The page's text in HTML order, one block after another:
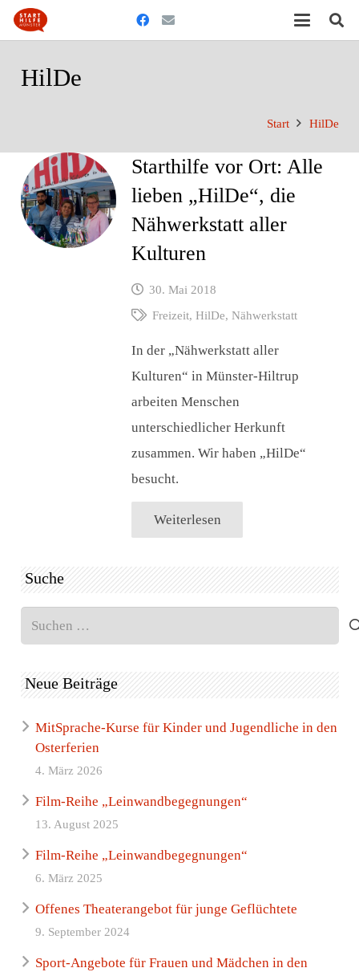
HilDe
Start HilDe
Starthilfe vor Ort: Alle
lieben „HilDe“, die
Nähwerkstatt aller
Kulturen
30. Mai 2018
Freizeit, HilDe, Nähwerkstatt
In der „Nähwerkstatt aller
Kulturen“ in Münster-Hiltrup
arbeiten Menschen
unterschiedlicher Herkunft
zusammen. Wir haben „HilDe“
besucht.
Weiterlesen
Suche
Suchen
nach:
Neue Beiträge
MitSprache-Kurse für Kinder und Jugendliche in den
Osterferien
4. März 2026
Film-Reihe „Leinwandbegegnungen“
13. August 2025
Film-Reihe „Leinwandbegegnungen“
6. März 2025
Offenes Theaterangebot für junge Geflüchtete
9. September 2024
Sport-Angebote für Frauen und Mädchen in den